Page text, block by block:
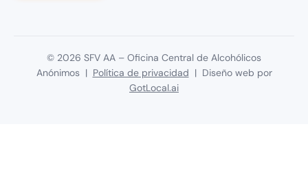
© 2026 SFV AA – Oficina Central de Alcohólicos
Anónimos | Política de privacidad | Diseño web por
GotLocal.ai